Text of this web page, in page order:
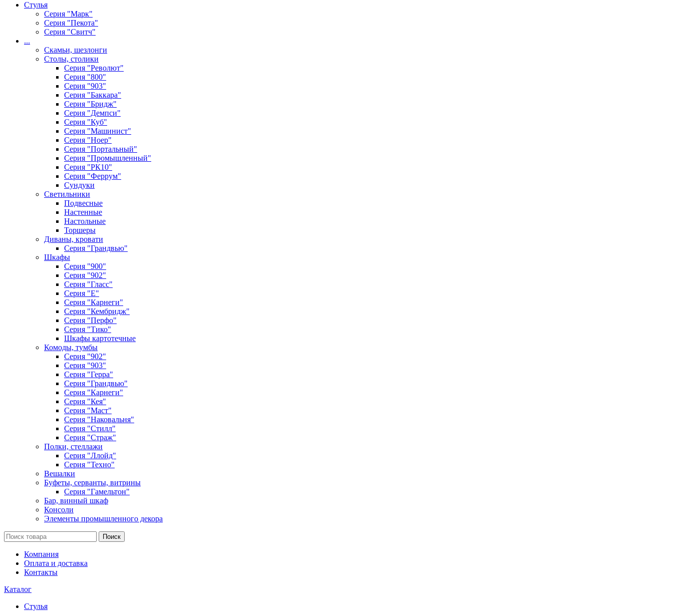
Стулья
Серия "Марк"
Серия "Пекота"
Серия "Свитч"
...
Скамьи, шезлонги
Столы, столики
Серия "Револют"
Серия "800"
Серия "903"
Серия "Баккара"
Серия "Бридж"
Серия "Демпси"
Серия "Куб"
Серия "Машинист"
Серия "Ноер"
Серия "Портальный"
Серия "Промышленный"
Серия "РК10"
Серия "Феррум"
Сундуки
Светильники
Подвесные
Настенные
Настольные
Торшеры
Диваны, кровати
Серия "Грандвью"
Шкафы
Серия "900"
Серия "902"
Серия "Гласс"
Серия "Е"
Серия "Карнеги"
Серия "Кембридж"
Серия "Перфо"
Серия "Тико"
Шкафы картотечные
Комоды, тумбы
Серия "902"
Серия "903"
Серия "Герра"
Серия "Грандвью"
Серия "Карнеги"
Серия "Кея"
Серия "Маст"
Серия "Наковальня"
Серия "Стилл"
Серия "Страж"
Полки, стеллажи
Серия "Ллойд"
Серия "Техно"
Вешалки
Буфеты, серванты, витрины
Серия "Гамельтон"
Бар, винный шкаф
Консоли
Элементы промышленного декора
Поиск
Компания
Оплата и доставка
Контакты
Каталог
Стулья